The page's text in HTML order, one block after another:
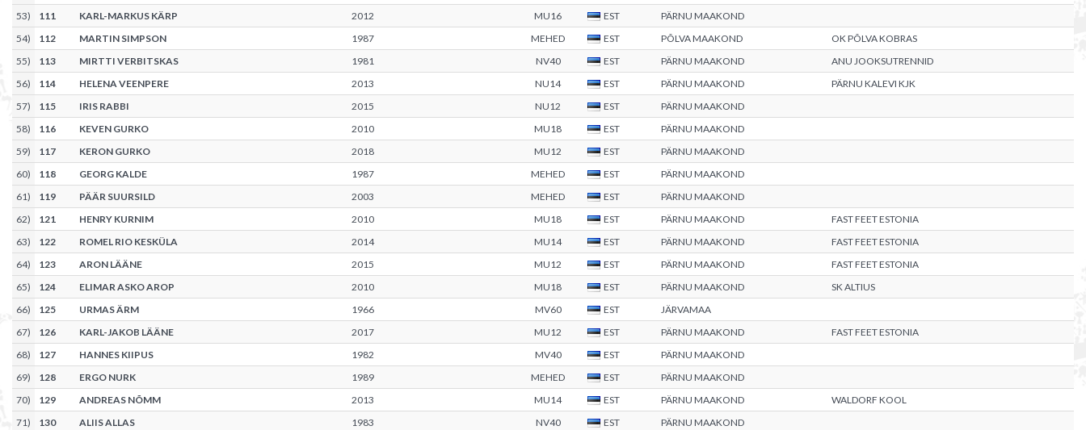
53) 111 KARL-MARKUS KÄRP 2012 MU16 EST
PÄRNU MAAKOND
54) 112 MARTIN SIMPSON 1987 MEHED EST PÕLVA MAAKOND
OK PÕLVA KOBRAS
55) 113 MIRTTI VERBITSKAS 1981 NV40 EST PÄRNU MAAKOND
ANU JOOKSUTRENNID
56) 114 HELENA VEENPERE 2013 NU14 EST PÄRNU MAAKOND
PÄRNU KALEVI KJK
57) 115 IRIS RABBI 2015 NU12 EST
PÄRNU MAAKOND
58) 116 KEVEN GURKO 2010 MU18 EST
PÄRNU MAAKOND
59) 117 KERON GURKO 2018 MU12 EST
PÄRNU MAAKOND
60) 118 GEORG KALDE 1987 MEHED EST
PÄRNU MAAKOND
61) 119 PÄÄR SUURSILD 2003 MEHED EST
PÄRNU MAAKOND
62) 121 HENRY KURNIM 2010 MU18 EST PÄRNU MAAKOND
FAST FEET ESTONIA
63) 122 ROMEL RIO KESKÜLA 2014 MU14 EST PÄRNU MAAKOND
FAST FEET ESTONIA
64) 123 ARON LÄÄNE 2015 MU12 EST PÄRNU MAAKOND
FAST FEET ESTONIA
65) 124 ELIMAR ASKO AROP 2010 MU18 EST PÄRNU MAAKOND
SK ALTIUS
66) 125 URMAS ÄRM 1966 MV60 EST
JÄRVAMAA
67) 126 KARL-JAKOB LÄÄNE 2017 MU12 EST PÄRNU MAAKOND
FAST FEET ESTONIA
68) 127 HANNES KIIPUS 1982 MV40 EST
PÄRNU MAAKOND
69) 128 ERGO NURK 1989 MEHED EST
PÄRNU MAAKOND
70) 129 ANDREAS NÕMM 2013 MU14 EST PÄRNU MAAKOND
WALDORF KOOL
71) 130 ALIIS ALLAS 1983 NV40 EST PÄRNU MAAKOND